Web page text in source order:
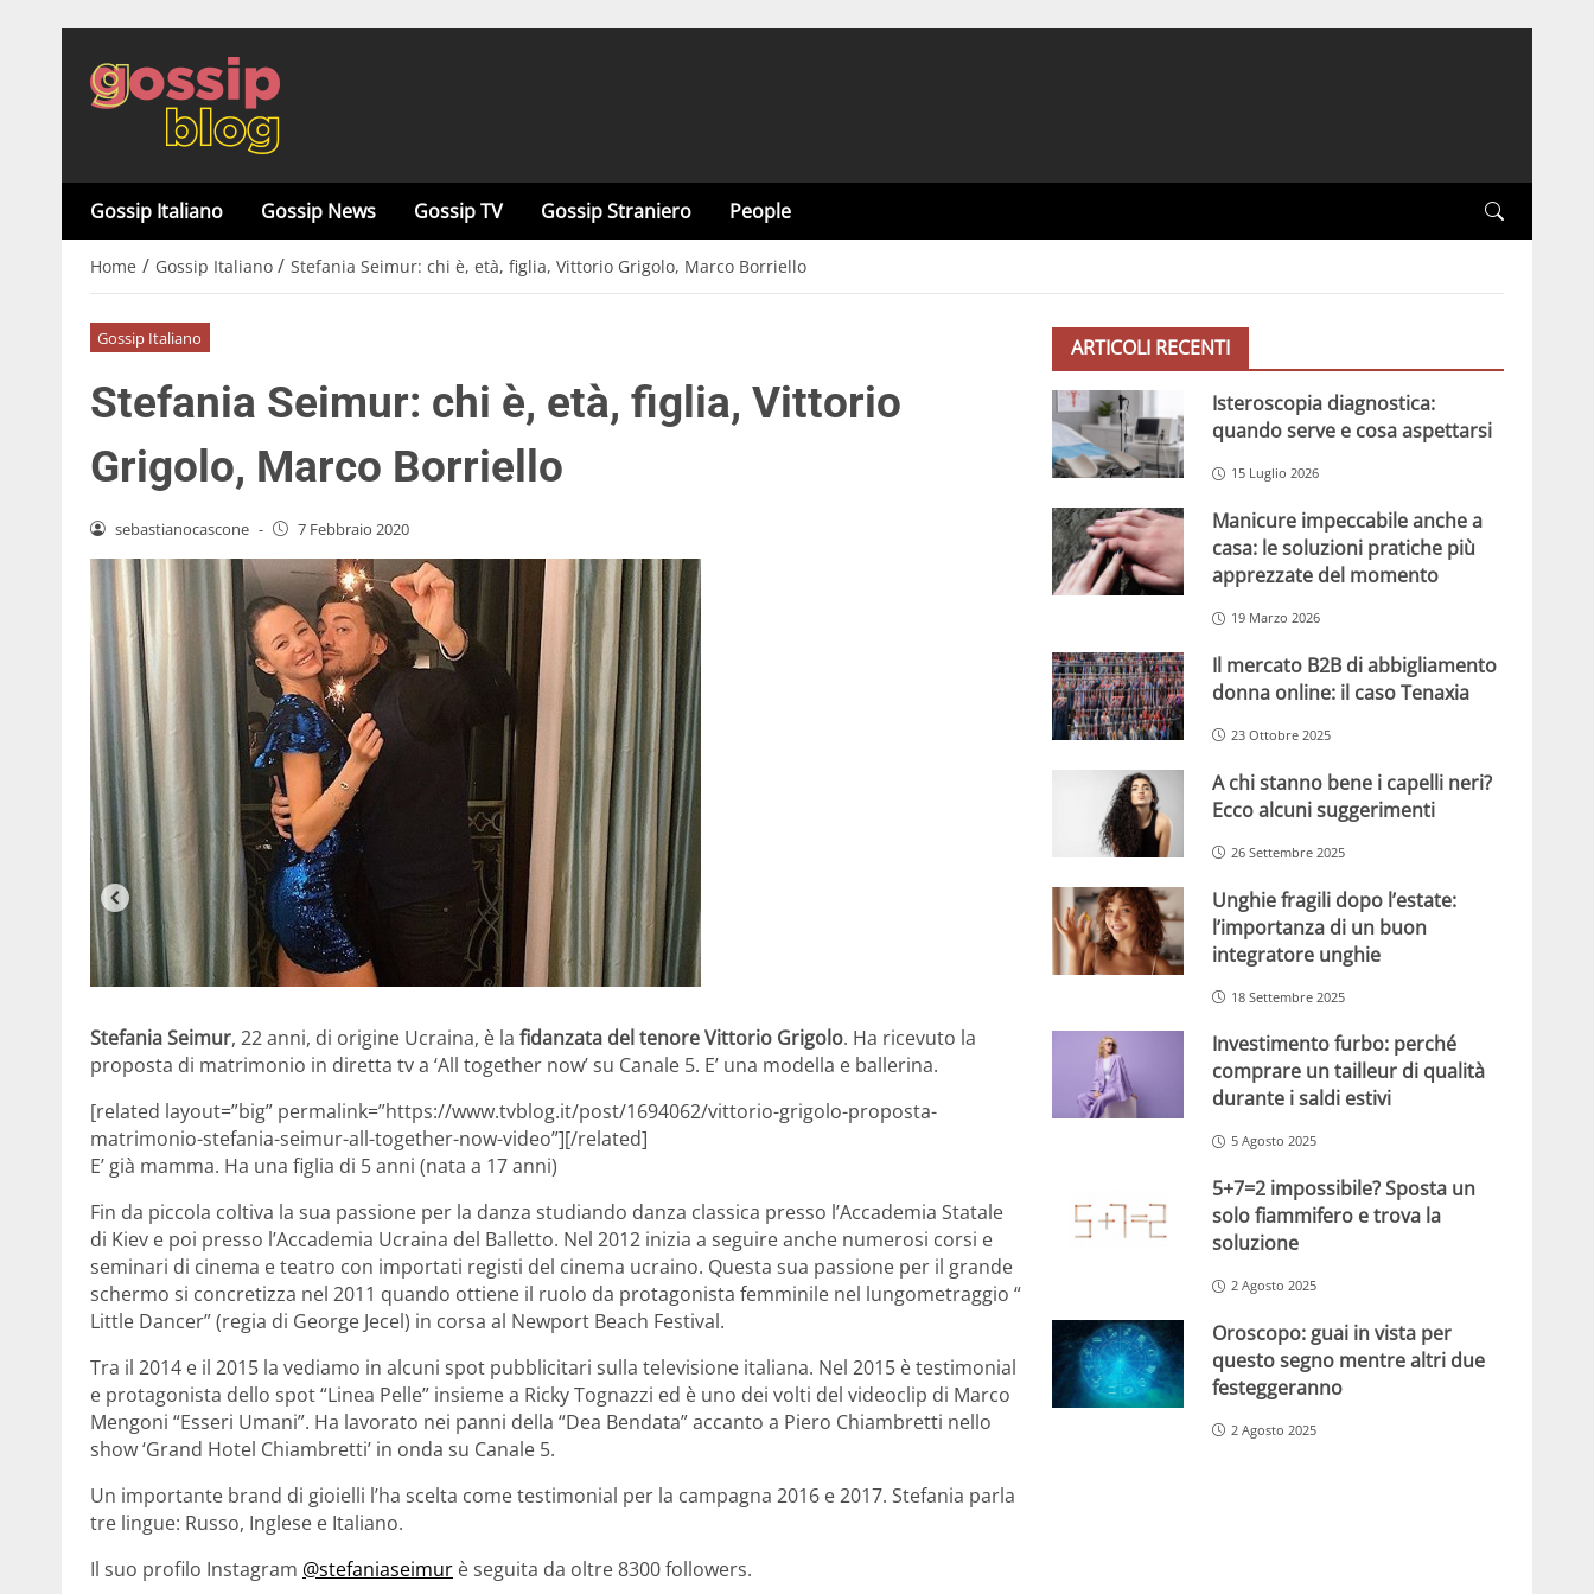
Gossip Italiano Gossip News Gossip TV Gossip Straniero People
Home / Gossip Italiano / Stefania Seimur: chi è, età, figlia, Vittorio Grigolo, Marco Borriello
Gossip Italiano
Stefania Seimur: chi è, età, figlia, Vittorio
Grigolo, Marco Borriello
sebastianocascone - 7 Febbraio 2020
Stefania Seimur, 22 anni, di origine Ucraina, è la fidanzata del tenore Vittorio Grigolo. Ha ricevuto la
proposta di matrimonio in diretta tv a ‘All together now’ su Canale 5. E’ una modella e ballerina.
[related layout=”big” permalink=”https://www.tvblog.it/post/1694062/vittorio-grigolo-proposta-
matrimonio-stefania-seimur-all-together-now-video”][/related]
E’ già mamma. Ha una figlia di 5 anni (nata a 17 anni)
Fin da piccola coltiva la sua passione per la danza studiando danza classica presso l’Accademia Statale
di Kiev e poi presso l’Accademia Ucraina del Balletto. Nel 2012 inizia a seguire anche numerosi corsi e
seminari di cinema e teatro con importati registi del cinema ucraino. Questa sua passione per il grande
schermo si concretizza nel 2011 quando ottiene il ruolo da protagonista femminile nel lungometraggio “
Little Dancer” (regia di George Jecel) in corsa al Newport Beach Festival.
Tra il 2014 e il 2015 la vediamo in alcuni spot pubblicitari sulla televisione italiana. Nel 2015 è testimonial
e protagonista dello spot “Linea Pelle” insieme a Ricky Tognazzi ed è uno dei volti del videoclip di Marco
Mengoni “Esseri Umani”. Ha lavorato nei panni della “Dea Bendata” accanto a Piero Chiambretti nello
show ‘Grand Hotel Chiambretti’ in onda su Canale 5.
Un importante brand di gioielli l’ha scelta come testimonial per la campagna 2016 e 2017. Stefania parla
tre lingue: Russo, Inglese e Italiano.
Il suo profilo Instagram @stefaniaseimur è seguita da oltre 8300 followers.
ARTICOLI RECENTI
Isteroscopia diagnostica:
quando serve e cosa aspettarsi
15 Luglio 2026
Manicure impeccabile anche a
casa: le soluzioni pratiche più
apprezzate del momento
19 Marzo 2026
Il mercato B2B di abbigliamento
donna online: il caso Tenaxia
23 Ottobre 2025
A chi stanno bene i capelli neri?
Ecco alcuni suggerimenti
26 Settembre 2025
Unghie fragili dopo l’estate:
l’importanza di un buon
integratore unghie
18 Settembre 2025
Investimento furbo: perché
comprare un tailleur di qualità
durante i saldi estivi
5 Agosto 2025
5+7=2 impossibile? Sposta un
solo fiammifero e trova la
soluzione
2 Agosto 2025
Oroscopo: guai in vista per
questo segno mentre altri due
festeggeranno
2 Agosto 2025